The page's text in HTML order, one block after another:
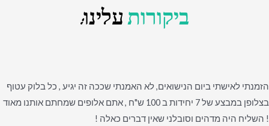
ביקורותעלינו:
הזמנתי לאישתי ביום הנישואים, לא האמנתי שככה זה יגיע , כל בלוק עטוף
בצלופן במבצע של 7 יחידות ב 100 ש"ח , אתם אלופים שמחתם אותנו מאוד
! השליח היה מדהים וסובלני שאין דברים כאלה !